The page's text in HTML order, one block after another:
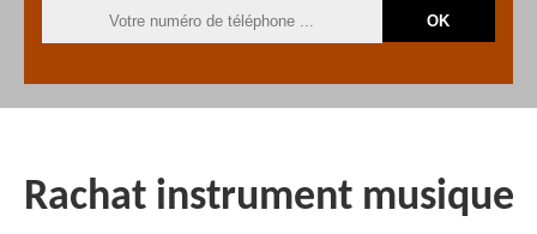
Rachat instrument musique